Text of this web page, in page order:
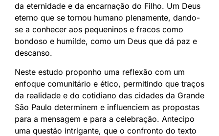
da eternidade e da encarnação do Filho. Um Deus
eterno que se tornou humano plenamente, dando-
se a conhecer aos pequeninos e fracos como
bondoso e humilde, como um Deus que dá paz e
descanso.
Neste estudo proponho uma reflexão com um
enfoque comunitário e ético, permitindo que traços
da realidade e do cotidiano das cidades da Grande
São Paulo determinem e influenciem as propostas
para a mensagem e para a celebração. Antecipo
uma questão intrigante, que o confronto do texto